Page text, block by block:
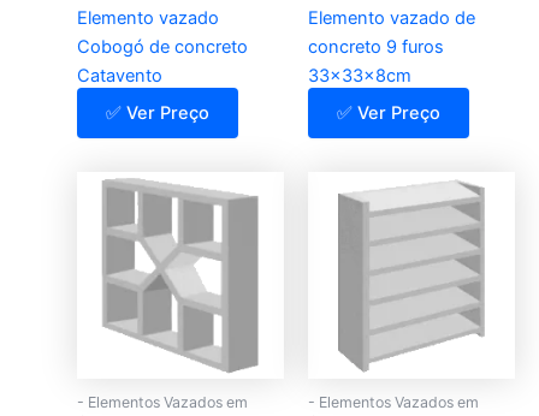
Elemento vazado
Cobogó de concreto
Catavento
✅ Ver Preço
Elemento vazado de
concreto 9 furos
33x33x8cm
✅ Ver Preço
- Elementos Vazados em
- Elementos Vazados em